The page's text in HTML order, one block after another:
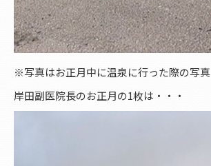
※写真はお正月中に温泉に行った際の写真
岸田副医院長のお正月の1枚は・・・